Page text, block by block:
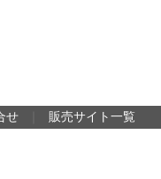
せ 販売サイト一覧